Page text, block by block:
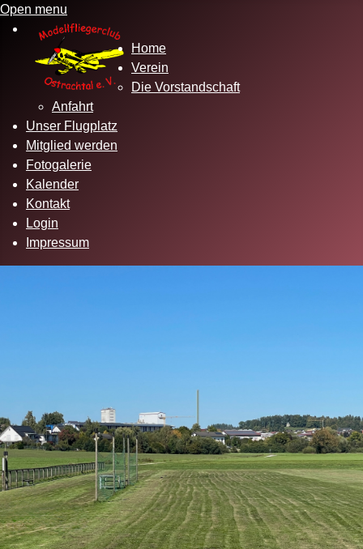
Open menu
Home
Verein
Die Vorstandschaft
Anfahrt
Unser Flugplatz
Mitglied werden
Fotogalerie
Kalender
Kontakt
Login
Impressum